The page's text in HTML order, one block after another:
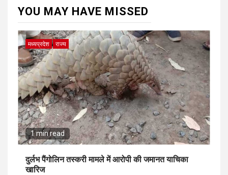
YOU MAY HAVE MISSED
मध्यप्रदेश राज्य
1 min read
दुर्लभ पैंगोलिन तस्करी मामले में आरोपी की जमानत याचिका
खारिज